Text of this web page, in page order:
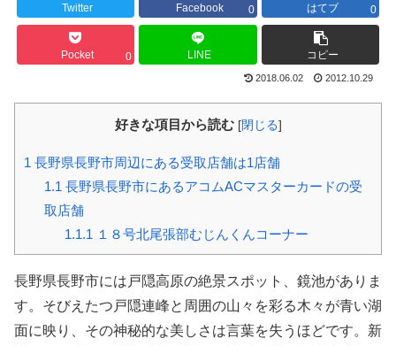
Twitter Facebook 0 はてブ 0
Pocket 0 LINE コピー
2018.06.02 2012.10.29
好きな項目から読む [閉じる]
1 長野県長野市周辺にある受取店舗は1店舗
1.1 長野県長野市にあるアコムACマスターカードの受
取店舗
1.1.1 １８号北尾張部むじんくんコーナー
長野県長野市には戸隠高原の絶景スポット、鏡池がありま
す。そびえたつ戸隠連峰と周囲の山々を彩る木々が青い湖
面に映り、その神秘的な美しさは言葉を失うほどです。新